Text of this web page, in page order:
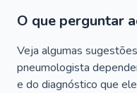
O que perguntar
Veja algumas
pneumologista
e do diagnóstico que